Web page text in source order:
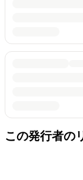
この発行者の